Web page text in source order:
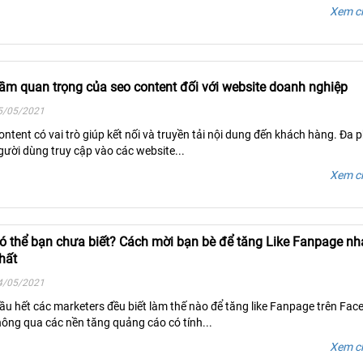
Xem
quan trọng của seo content đối với website doanh nghiệp
05/2021
có vai trò giúp kết nối và truyền tải nội dung đến khách hàng. Đa
dùng truy cập vào các website...
Xem
thể bạn chưa biết? Cách mời bạn bè để tăng Like Fanpage
05/2021
hết các marketers đều biết làm thế nào để tăng like Fanpage trên
qua các nền tăng quảng cáo có tính...
Xem